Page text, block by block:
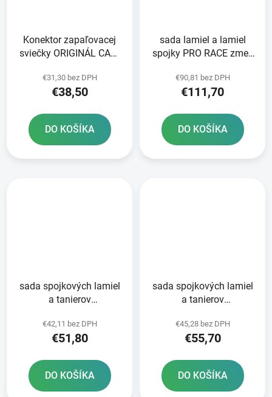
Konektor zapaľovacej
sviečky ORIGINÁL CAN-
€31,30 bez DPH
€38,50
DO KOŠÍKA
sada lamiel a lamiel
spojky PRO RACE zmes
€90,81 bez DPH
€111,70
DO KOŠÍKA
sada spojkových lamiel
a tanierov
NEWFREN 8+7 ks
€42,11 bez DPH
€51,80
DO KOŠÍKA
sada spojkových lamiel
a tanierov
NEWFREN 5+4 ks
€45,28 bez DPH
€55,70
DO KOŠÍKA